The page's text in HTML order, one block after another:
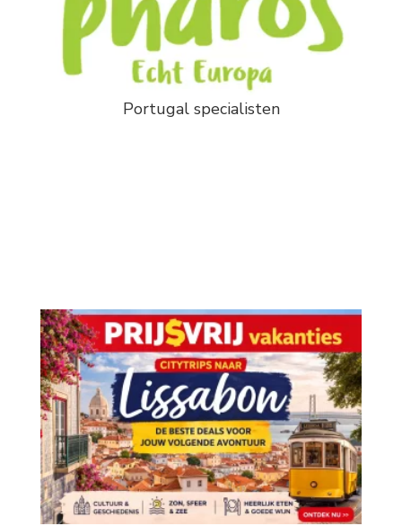
Portugal specialisten